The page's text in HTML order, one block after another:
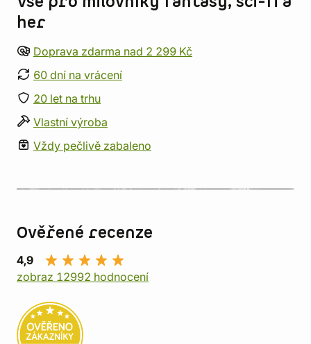
her
Doprava zdarma nad 2 299 Kč
60 dní na vrácení
20 let na trhu
Vlastní výroba
Vždy pečlivě zabaleno
Ověřené recenze
4,9
zobraz 12992 hodnocení